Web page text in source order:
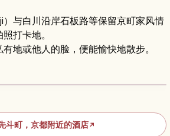
与白川沿岸石板路等保留京町家风情
打卡地。
地或他人的脸，便能愉快地散步。
斗町，京都附近的酒店↗